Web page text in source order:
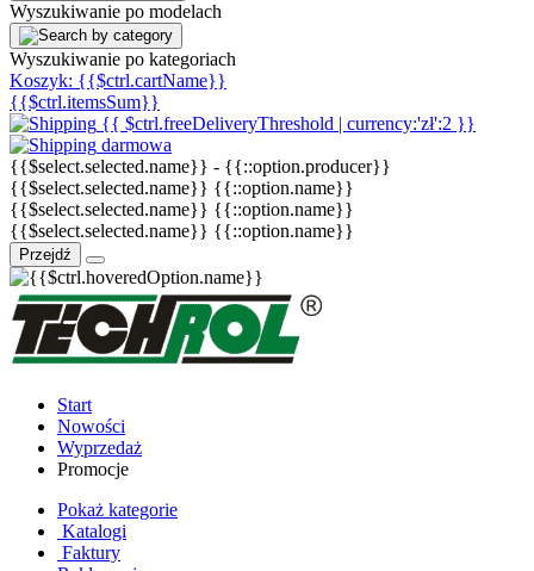
Wyszukiwanie po modelach
Wyszukiwanie po kategoriach
Koszyk: {{$ctrl.cartName}}
{{$ctrl.itemsSum}}
{{ $ctrl.freeDeliveryThreshold | currency:'zł':2 }}
darmowa
{{$select.selected.name}} - {{::option.producer}}
{{$select.selected.name}} {{::option.name}}
{{$select.selected.name}} {{::option.name}}
{{$select.selected.name}} {{::option.name}}
Przejdź
Start
Nowości
Wyprzedaż
Promocje
Pokaż kategorie
Katalogi
Faktury